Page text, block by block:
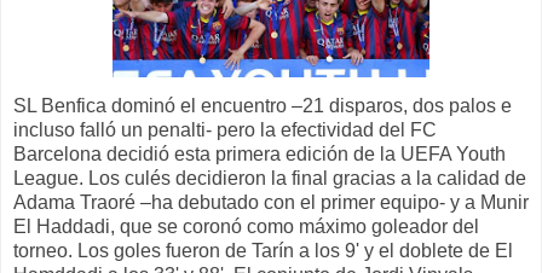
SL Benfica dominó el encuentro –21 disparos, dos palos e
incluso falló un penalti- pero la efectividad del FC
Barcelona decidió esta primera edición de la UEFA Youth
League. Los culés decidieron la final gracias a la calidad de
Adama Traoré –ha debutado con el primer equipo- y a Munir
El Haddadi, que se coronó como máximo goleador del
torneo. Los goles fueron de Tarín a los 9' y el doblete de El